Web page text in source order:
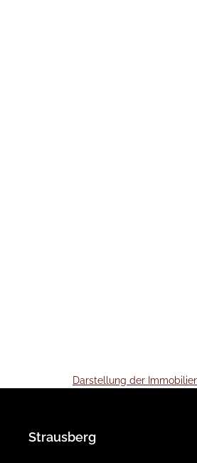
Darstellung der
Strausberg